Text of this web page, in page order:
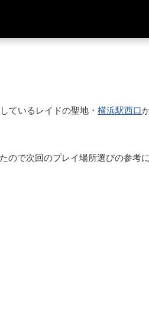
ているレイドの聖地・ 横浜駅西口
ので次回のプレイ場所選びの参考